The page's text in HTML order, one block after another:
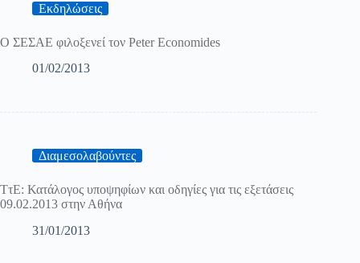
Εκδηλώσεις
Ο ΣΕΣΑΕ φιλοξενεί τον Peter Economides
01/02/2013
Διαμεσολαβούντες
ΤτΕ: Κατάλογος υποψηφίων και οδηγίες για τις εξετάσεις
09.02.2013 στην Αθήνα
31/01/2013